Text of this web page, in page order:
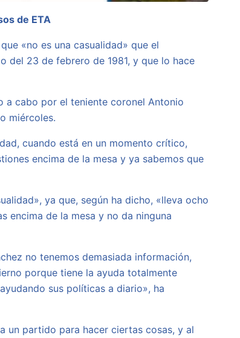
de ETA
«no es una casualidad» que el
del 23 de febrero de 1981, y que lo hace
a cabo por el teniente coronel Antonio
miércoles.
cuando está en un momento crítico,
encima de la mesa y ya sabemos que
ya que, según ha dicho, «lleva ocho
encima de la mesa y no da ninguna
no tenemos demasiada información,
porque tiene la ayuda totalmente
sus políticas a diario», ha
un partido para hacer ciertas cosas, y al